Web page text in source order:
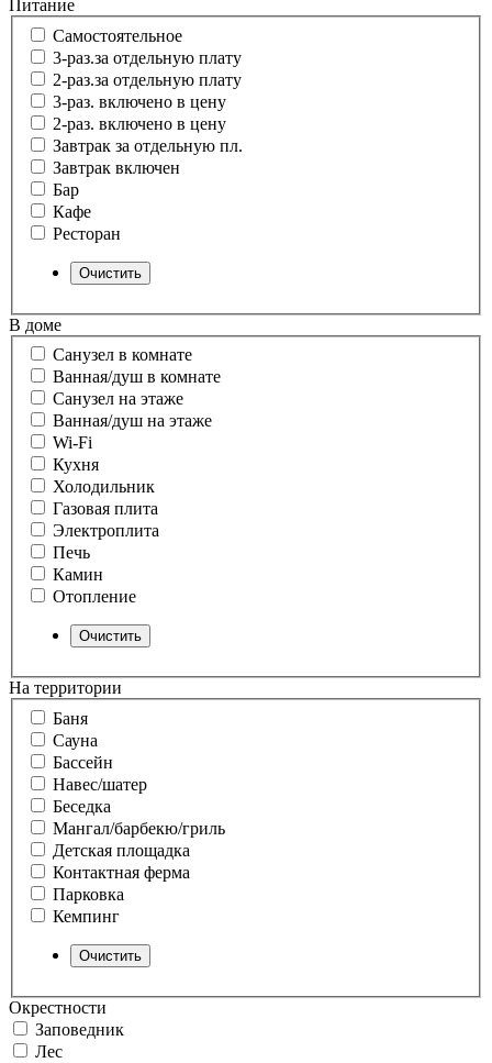
Питание
Самостоятельное
3-раз.за отдельную плату
2-раз.за отдельную плату
3-раз. включено в цену
2-раз. включено в цену
Завтрак за отдельную пл.
Завтрак включен
Бар
Кафе
Ресторан
В доме
Санузел в комнате
Ванная/душ в комнате
Санузел на этаже
Ванная/душ на этаже
Wi-Fi
Кухня
Холодильник
Газовая плита
Электроплита
Печь
Камин
Отопление
На территории
Баня
Сауна
Бассейн
Навес/шатер
Беседка
Мангал/барбекю/гриль
Детская площадка
Контактная ферма
Парковка
Кемпинг
Окрестности
Заповедник
Лес